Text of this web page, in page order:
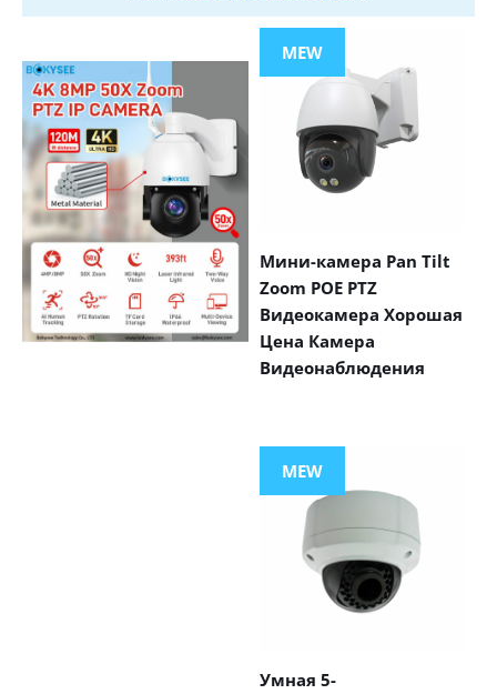
MEW
Мини-камера Pan Tilt
Zoom POE PTZ
Видеокамера Хорошая
Цена Камера
Видеонаблюдения
MEW
Умная 5-